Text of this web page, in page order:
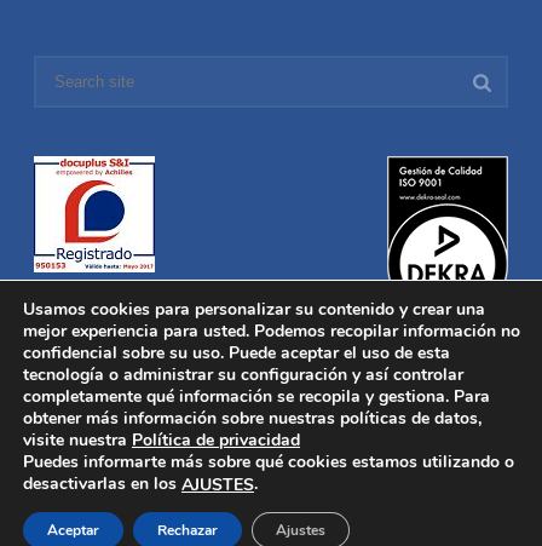
Distronica © 2016 Todos los derechos reservados.Aviso legal
Política de privacidad|Política de Cookies
Desarrollado porNucleosoft
Inicio
Quiénes Somos
Distribución
Usamos cookies para personalizar su contenido y crear una
mejor experiencia para usted. Podemos recopilar información no
confidencial sobre su uso. Puede aceptar el uso de esta
tecnología o administrar su configuración y así controlar
completamente qué información se recopila y gestiona. Para
obtener más información sobre nuestras políticas de datos,
visite nuestra Política de privacidad
Puedes informarte más sobre qué cookies estamos utilizando o
desactivarlas en los AJUSTES.
Aceptar Rechazar Ajustes